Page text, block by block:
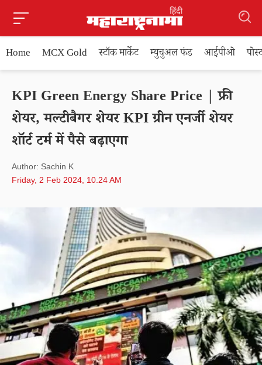
Home MCX Gold स्टॉक मार्केट म्युचुअल फंड आईपीओ
KPI Green Energy Share Price | फ्री
शेयर, मल्टीबैगर शेयर KPI ग्रीन एनर्जी शेयर
शॉर्ट टर्म में पैसे बढ़ाएगा
Author: Sachin K
Friday, 2 Feb 2024, 10.24 AM